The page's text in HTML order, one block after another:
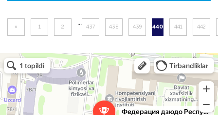
« 1 2
...
437 438 439 440 441 442